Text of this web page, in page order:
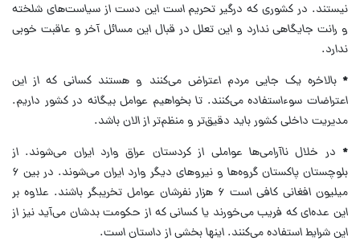
نیستند. در کشوری که درگیر تحریم است این دست از سیاست‌های شلخته
و رانت جایگاهی ندارد و این تعلل در قبال این مسائل آخر و عاقبت خوبی
ندارد.
*بالاخره یک جایی مردم اعتراض می‌کنند و هستند کسانی که از این
اعتراضات سوءاستفاده می‌کنند. تا بخواهیم عوامل بیگانه در کشور داریم.
مدیریت داخلی کشور باید دقیق‌تر و منظم‌تر از الان باشد.
* در خلال ناآرامی‌ها عواملی از کردستان عراق وارد ایران می‌شوند. از
بلوچستان پاکستان گروه‌ها و نیرو‌های دیگر وارد ایران می‌شوند. در بین ۶
میلیون افغانی کافی است ۶ هزار نفرشان عوامل تخریبگر باشند. علاوه بر
این عده‌ای که فریب می‌خورند یا کسانی که از حکومت بدشان می‌آید نیز از
این شرایط استفاده می‌کنند. اینها بخشی از داستان است.